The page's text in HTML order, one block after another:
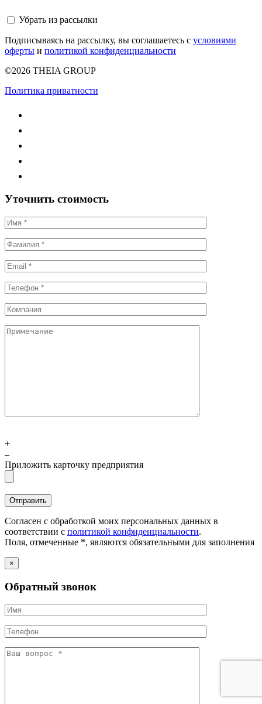
Убрать из рассылки
Подписываясь на рассылку, вы соглашаетесь с условиями
оферты и политикой конфиденциальности
©2026 THEIA GROUP
Политика приватности
Уточнить стоимость
+
–
Приложить карточку предприятия
Согласен с обработкой моих персональных данных в
соответствии с политикой конфиденциальности.
Поля, отмеченные *, являются обязательными для заполнения
×
Обратный звонок